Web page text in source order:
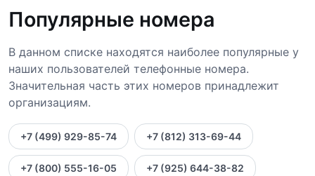
Популярные номера
В данном списке находятся наиболее популярные у
наших пользователей телефонные номера.
Значительная часть этих номеров принадлежит
организациям.
+7 (499) 929-85-74 +7 (812) 313-69-44
+7 (800) 555-16-05 +7 (925) 644-38-82